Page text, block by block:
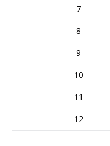
7
8
9
10
11
12